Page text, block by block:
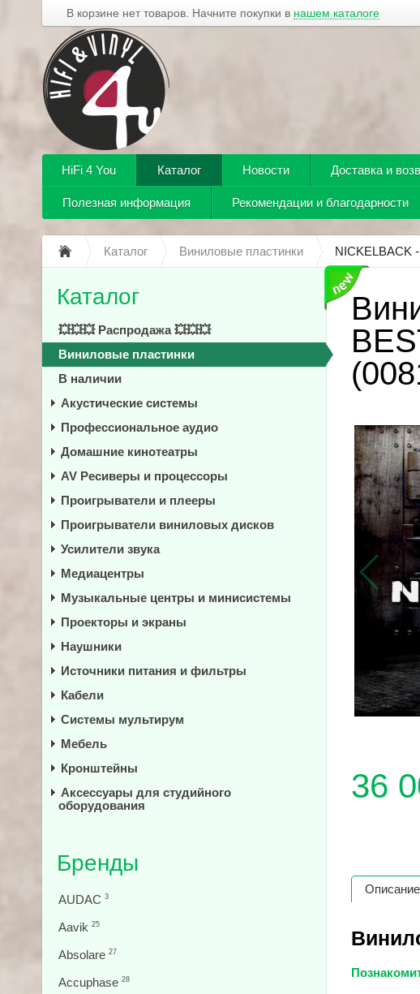
В корзине нет товаров. Начните покупки в нашем каталоге
HiFi 4 You Каталог Новости Доставка и
Полезная информация Рекомендации и благодарности
Каталог Виниловые пластинки NICKELBACK
36
Описание
Каталог
💥💥💥 Распродажа 💥💥💥
Виниловые пластинки
В наличии
Акустические системы
Профессиональное аудио
Домашние кинотеатры
AV Ресиверы и процессоры
Проигрыватели и плееры
Проигрыватели виниловых дисков
Усилители звука
Медиацентры
Музыкальные центры и минисистемы
Проекторы и экраны
Наушники
Источники питания и фильтры
Кабели
Системы мультирум
Мебель
Кронштейны
Аксессуары для студийного
оборудования
Бренды
AUDAC 3
Aavik 25
Absolare 27
Accuphase 28